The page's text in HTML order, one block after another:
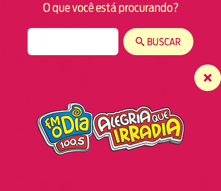
O que você está procurando?
BUSCAR